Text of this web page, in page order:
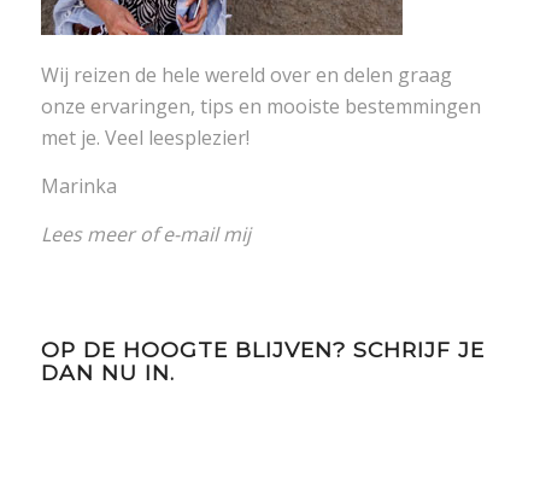
Wij reizen de hele wereld over en delen graag
onze ervaringen, tips en mooiste bestemmingen
met je. Veel leesplezier!
Marinka
Lees meerofe-mail mij
OP DE HOOGTE BLIJVEN? SCHRIJF JE
DAN NU IN.